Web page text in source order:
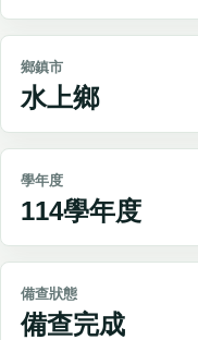
鄉鎮市
水上鄉
學年度
114學年度
備查狀態
備查完成